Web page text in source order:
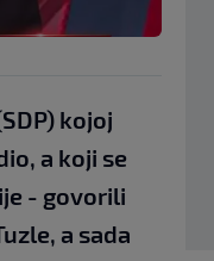
kojoj
a koji se
- govorili
a sada